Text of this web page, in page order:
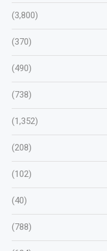
(3,800)
(370)
(490)
(738)
(1,352)
(208)
(102)
(40)
(788)